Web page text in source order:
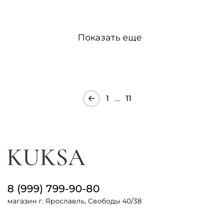
Показать еще
1 … 11
8 (999) 799-90-80
магазин г. Ярославль, Свободы 40/38